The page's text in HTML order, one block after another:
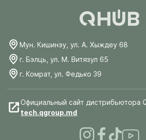
Мун. Кишинэу, ул. А. Хыждеу 68
г. Бэлць, ул. М. Витязул 65
г. Комрат, ул. Федько 39
Официальный сайт дистрибьютора
tech.qgroup.md